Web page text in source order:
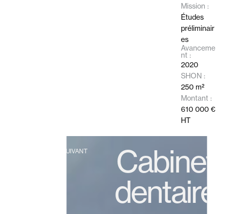
Mission :
Études
préliminair
es
Avanceme
nt :
2020
SHON :
250 m²
Montant :
610 000 €
HT
PROJET SUIVANT
Cabinet
dentaire